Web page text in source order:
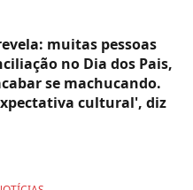
muitas pessoas
no Dia dos Pais,
se machucando.
cultural', diz